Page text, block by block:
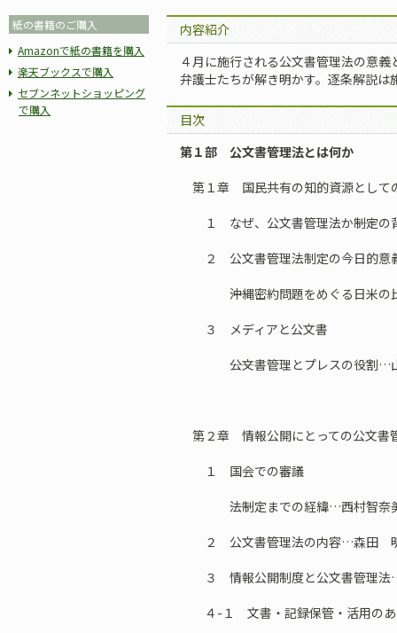
紙の書籍のご購入
Amazonで紙の書籍を購入
楽天ブックスで購入
セブンネットショッピング
で購入
内容紹介
４月に施行される公文書管理法の意
弁護士たちが解き明かす。逐条解説は
目次
第１部 公文書管理法とは何か
第１章 国民共有の知的資源として
１ なぜ、公文書管理法か――制定
２ 公文書管理法制定の今日的意
――沖縄密約問題をめぐる日米の
３ メディアと公文書
――公文書管理とプレスの役割…
第２章 情報公開にとっての公文書
１ 国会での審議
――法制定までの経緯…西村智奈
２ 公文書管理法の内容…森田
３ 情報公開制度と公文書管理法
４-１ 文書・記録保管・活用のあ